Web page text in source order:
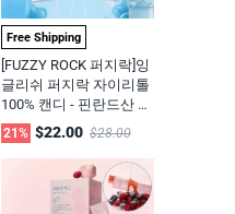
Free Shipping
[FUZZY ROCK 퍼지락]잉
글리쉬 퍼지락 자이리톨
100% 캔디 - 핀란드산 자
이리톨 100% 사탕 40g *
4개 세트 / 양치 대용 구
취제거<스타벅스/투썸
플레이스 입점 사탕>
21% $22.00 $28.00